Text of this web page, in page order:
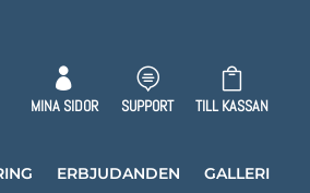

MINA SIDOR

SUPPORT

TILL KASSAN
ERBJUDANDEN
GALLERI